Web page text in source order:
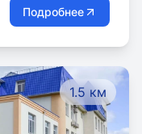
Подробнее
1.5 км